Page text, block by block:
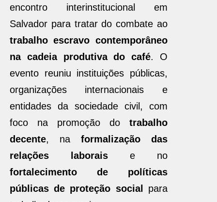
encontro interinstitucional em
Salvador para tratar do combate ao
trabalho escravo contemporâneo
na cadeia produtiva do café. O
evento reuniu instituições públicas,
organizações internacionais e
entidades da sociedade civil, com
foco na promoção do trabalho
decente, na formalização das
relações laboraise no
fortalecimento de políticas
públicas de proteção social
para